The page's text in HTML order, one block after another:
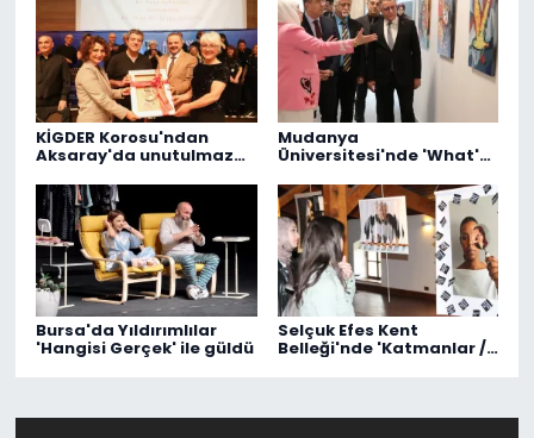
KİGDER Korosu'ndan
Aksaray'da unutulmaz
Mudanya
Üniversitesi'nde 'What's
Bursa'da Yıldırımlılar
'Hangisi Gerçek' ile güldü
Selçuk Efes Kent
Belleği'nde 'Katmanlar /